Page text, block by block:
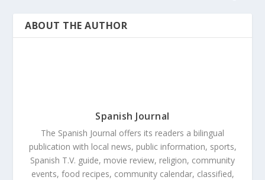
ABOUT THE AUTHOR
Spanish Journal
The Spanish Journal offers its readers a bilingual
publication with local news, public information, sports,
Spanish T.V. guide, movie review, religion, community
events, food recipes, community calendar, classified,